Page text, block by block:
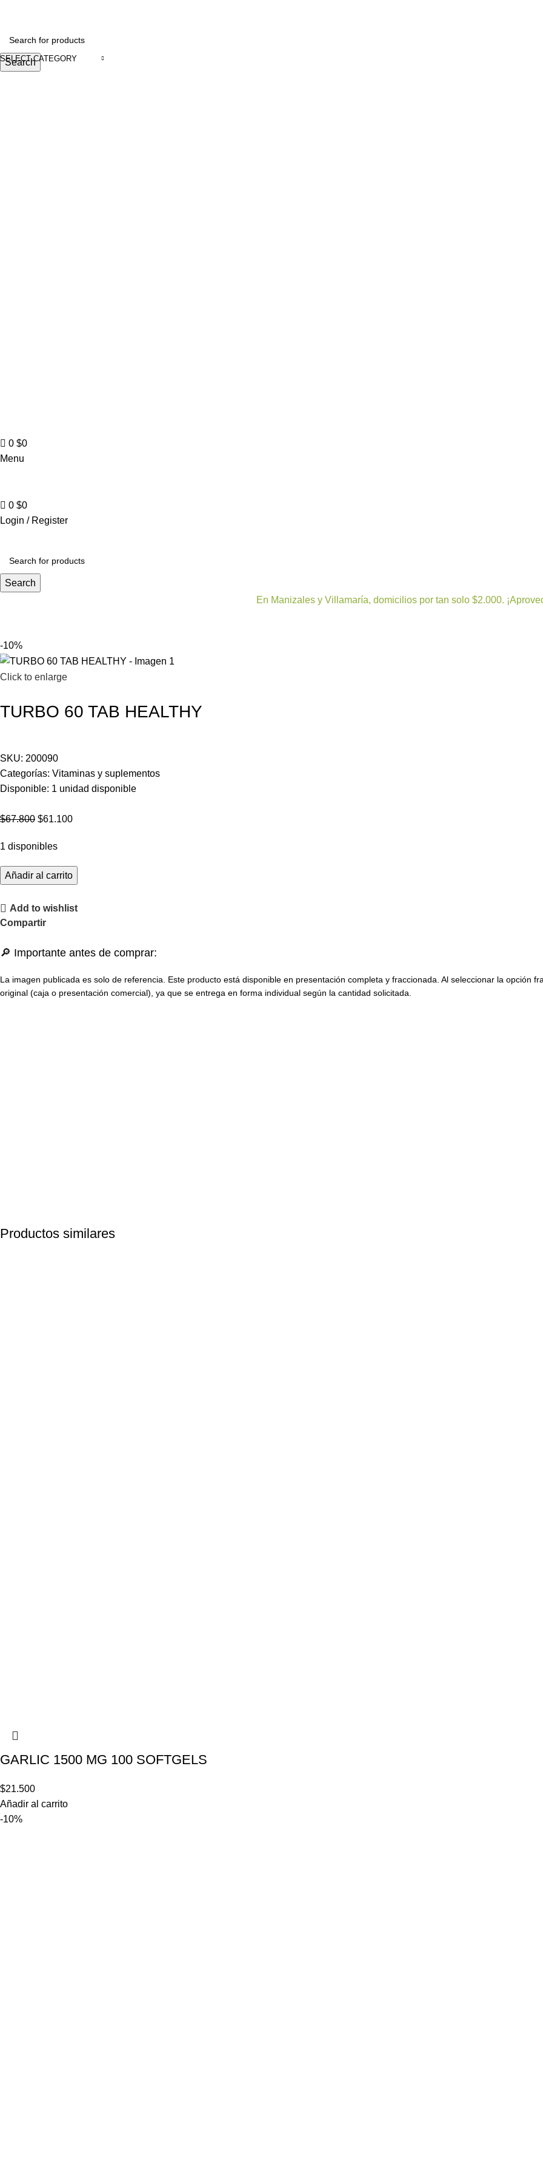
SELECT CATEGORY
Search
0 $0
Menu
0 $0
Login / Register
Search
En Manizales y Villamaría, domicilios por tan solo $2.000.
-10%
Click to enlarge
TURBO 60 TAB HEALTHY
SKU: 200090
Categorías: Vitaminas y suplementos
Disponible: 1 unidad disponible
$67.800 $61.100
1 disponibles
Añadir al carrito
Add to wishlist
Compartir
🔎 Importante antes de comprar:
La imagen publicada es solo de referencia. Este producto está disponible en presentación completa y fraccionada. Al seleccionar la opción
original (caja o presentación comercial), ya que se entrega en forma individual según la cantidad solicitada.
Productos similares
GARLIC 1500 MG 100 SOFTGELS
$21.500
Añadir al carrito
-10%